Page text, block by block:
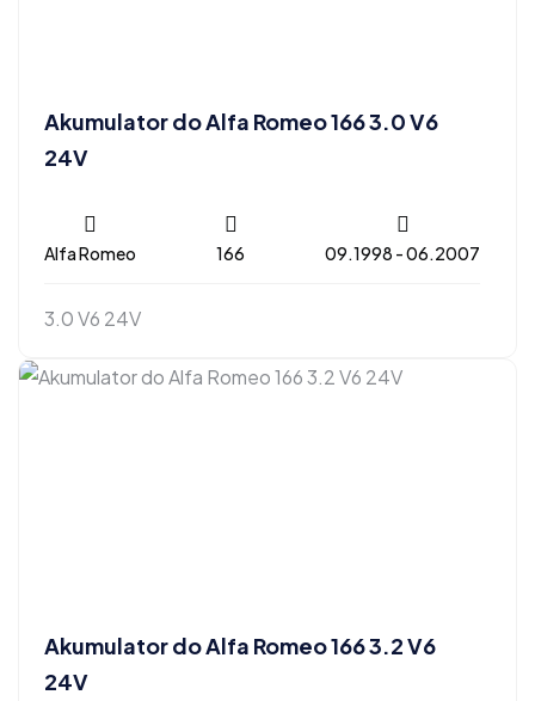
Akumulator do Alfa Romeo 166 3.0 V6
24V
Alfa Romeo 166 09.1998 - 06.2007
3.0 V6 24V
Akumulator do Alfa Romeo 166 3.2 V6
24V